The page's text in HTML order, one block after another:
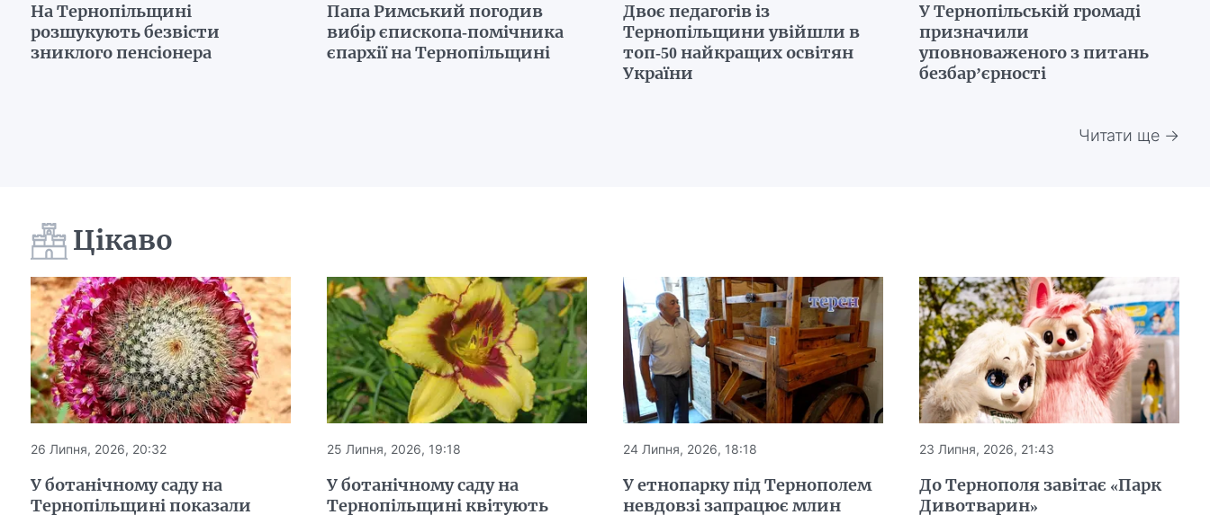
На Тернопільщині
розшукують безвісти
зниклого пенсіонера
Папа Римський погодив
вибір єпископа-помічника
єпархії на Тернопільщині
Двоє педагогів із
Тернопільщини увійшли в
топ-50 найкращих освітян
України
У Тернопільській громаді
призначили
уповноваженого з питань
безбар’єрності
Читати ще →
Цікаво
26 Липня, 2026, 20:32
У ботанічному саду на
Тернопільщині показали
25 Липня, 2026, 19:18
У ботанічному саду на
Тернопільщині квітують
24 Липня, 2026, 18:18
У етнопарку під Тернополем
невдовзі запрацює млин
23 Липня, 2026, 21:43
До Тернополя завітає «Парк
Дивотварин»